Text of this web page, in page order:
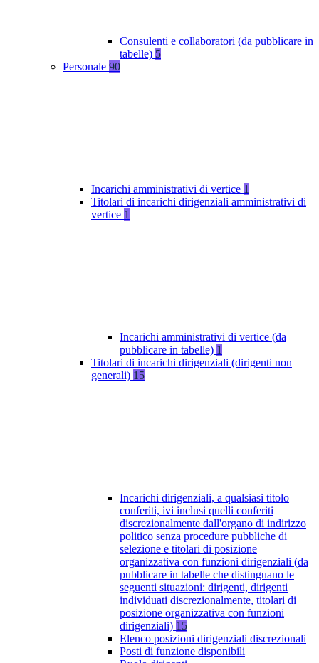
Consulenti e collaboratori (da pubblicare in
tabelle) 5
Personale 90
Incarichi amministrativi di vertice 1
Titolari di incarichi dirigenziali amministrativi di
vertice 1
Incarichi amministrativi di vertice (da
pubblicare in tabelle) 1
Titolari di incarichi dirigenziali (dirigenti non
generali) 15
Incarichi dirigenziali, a qualsiasi titolo
conferiti, ivi inclusi quelli conferiti
discrezionalmente dall'organo di indirizzo
politico senza procedure pubbliche di
selezione e titolari di posizione
organizzativa con funzioni dirigenziali (da
pubblicare in tabelle che distinguano le
seguenti situazioni: dirigenti, dirigenti
individuati discrezionalmente, titolari di
posizione organizzativa con funzioni
dirigenziali) 15
Elenco posizioni dirigenziali discrezionali
Posti di funzione disponibili